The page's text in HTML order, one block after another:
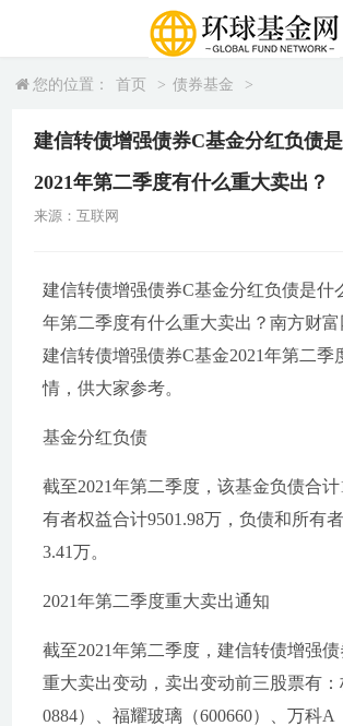
您的位置： 首页 > 债券基金 >
建信转债增强债券C基金分红负债
2021年第二季度有什么重大卖出？
来源：互联网
建信转债增强债券C基金分红负债是什
年第二季度有什么重大卖出？南方财
建信转债增强债券C基金2021年第二季
情，供大家参考。
基金分红负债
截至2021年第二季度，该基金负债合计
有者权益合计9501.98万，负债和所有
3.41万。
2021年第二季度重大卖出通知
截至2021年第二季度，建信转债增强
重大卖出变动，卖出变动前三股票有
0884）、福耀玻璃（600660）、万科A